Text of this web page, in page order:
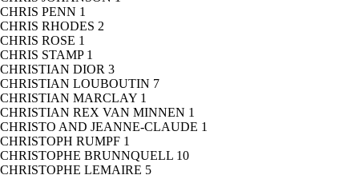
CHRIS PENN 1
CHRIS RHODES 2
CHRIS ROSE 1
CHRIS STAMP 1
CHRISTIAN DIOR 3
CHRISTIAN LOUBOUTIN 7
CHRISTIAN MARCLAY 1
CHRISTIAN REX VAN MINNEN 1
CHRISTO AND JEANNE-CLAUDE 1
CHRISTOPH RUMPF 1
CHRISTOPHE BRUNNQUELL 10
CHRISTOPHE LEMAIRE 5